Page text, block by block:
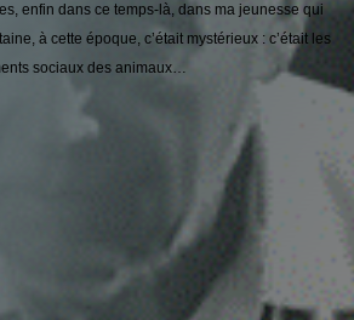
enfin dans ce temps-là, dans ma jeunesse qui
à cette époque, c’était mystérieux : c’était les
sociaux des animaux…